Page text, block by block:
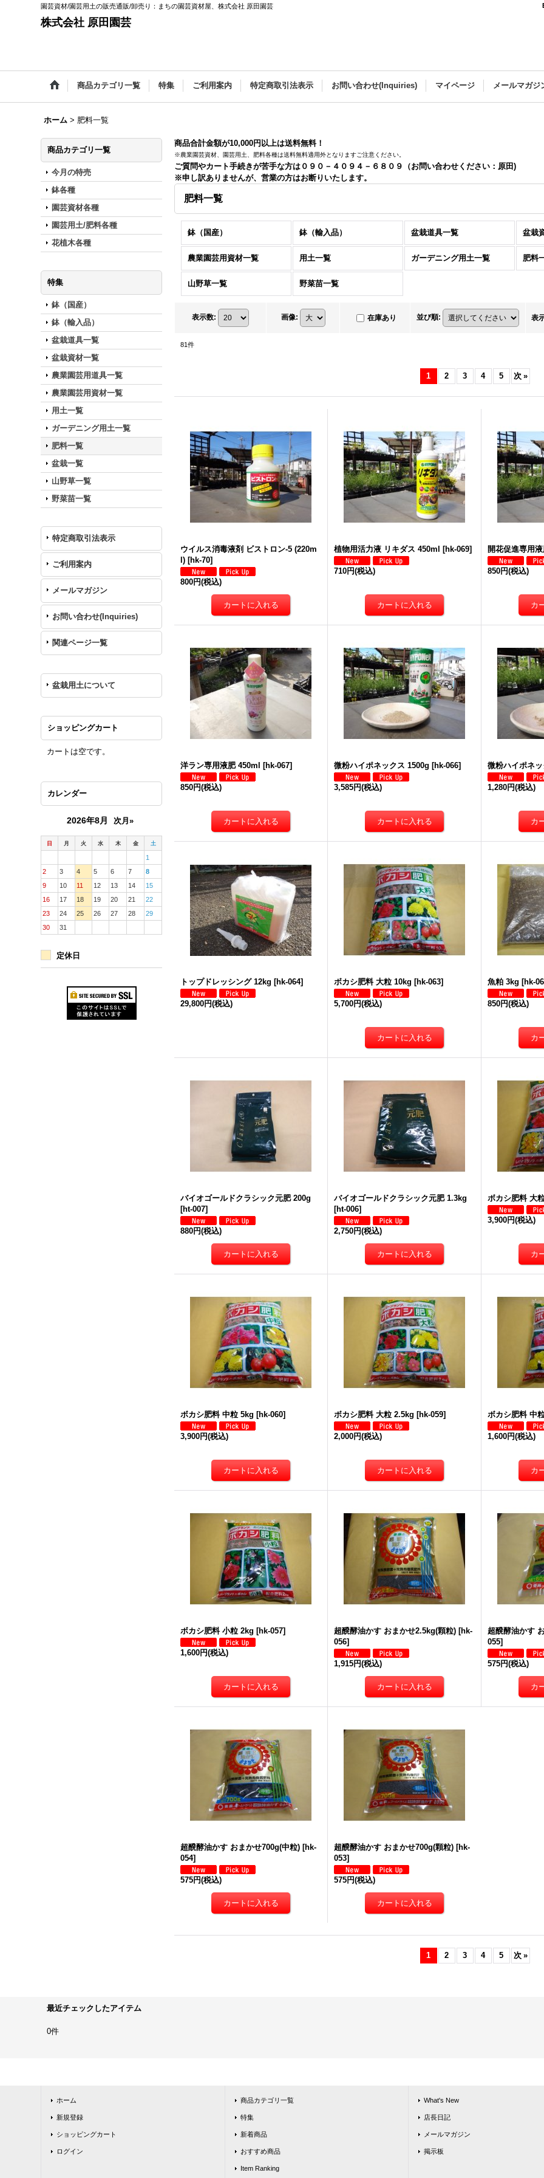
園芸資材/園芸用土の販売通販/卸売り：まちの園芸資材屋、株式会社 原田園芸
株式会社 原田園芸
商品カテゴリ一覧 特集 ご利用案内 特定商取引法表示 お問い合わせ(Inquiries) マイページ メールマガジ
ホーム > 肥料一覧
商品カテゴリ一覧
今月の特売
鉢各種
園芸資材各種
園芸用土/肥料各種
花植木各種
特集
鉢（国産）
鉢（輸入品）
盆栽道具一覧
盆栽資材一覧
農業園芸用道具一覧
農業園芸用資材一覧
用土一覧
ガーデニング用土一覧
肥料一覧
盆栽一覧
山野草一覧
野菜苗一覧
特定商取引法表示
ご利用案内
メールマガジン
お問い合わせ(Inquiries)
関連ページ一覧
盆栽用土について
ショッピングカート
カートは空です。
カレンダー
2026年8月 次月»
日 月 火 水 木 金 土
1
2
3 4 5 6 7
8
9
10 11 12 13 14
15
16
17 18 19 20 21
22
23
24 25 26 27 28
29
30
31
定休日
商品合計金額が10,000円以上は送料無料！
※農業園芸資材、園芸用土、肥料各種は送料無料適用外となりますご注意ください。
ご質問やカート手続きが苦手な方は０９０－４０９４－６８０９（お問い合わせください：原田)
※申し訳ありませんが、営業の方はお断りいたします。
肥料一覧
鉢（国産） 鉢（輸入品） 盆栽道具一覧 盆栽
農業園芸用資材一覧 用土一覧 ガーデニング用土一覧 肥料
山野草一覧 野菜苗一覧
表示数: 画像: 在庫あり 並び順: 表
81件
1 2 3 4 5 次 »
ウイルス消毒液剤 ビストロン-5 (220m
l) [hk-70]
800円(税込)
植物用活力液 リキダス 450ml [hk-069]
710円(税込)
開花促進専用
850円(税込)
洋ラン専用液肥 450ml [hk-067]
850円(税込)
微粉ハイポネックス 1500g [hk-066]
3,585円(税込)
微粉ハイポネ
1,280円(税込)
トップドレッシング 12kg [hk-064]
29,800円(税込)
ボカシ肥料 大粒 10kg [hk-063]
5,700円(税込)
魚粕 3kg [hk-
850円(税込)
バイオゴールドクラシック元肥 200g
[ht-007]
880円(税込)
バイオゴールドクラシック元肥 1.3kg
[ht-006]
2,750円(税込)
ボカシ肥料 大
3,900円(税込)
ボカシ肥料 中粒 5kg [hk-060]
3,900円(税込)
ボカシ肥料 大粒 2.5kg [hk-059]
2,000円(税込)
ボカシ肥料 中
1,600円(税込)
ボカシ肥料 小粒 2kg [hk-057]
1,600円(税込)
超醗酵油かす おまかせ2.5kg(顆粒) [hk-
056]
1,915円(税込)
超醗酵油かす
055]
575円(税込)
超醗酵油かす おまかせ700g(中粒) [hk-
054]
575円(税込)
超醗酵油かす おまかせ700g(顆粒) [hk-
053]
575円(税込)
1 2 3 4 5 次 »
最近チェックしたアイテム
0件
ホーム
新規登録
ショッピングカート
ログイン
商品カテゴリ一覧
特集
新着商品
おすすめ商品
Item Ranking
What's New
店長日記
メールマガジン
掲示板